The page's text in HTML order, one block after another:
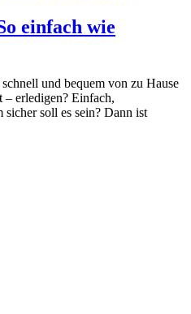
einfach wie
und bequem von zu Hause
– erledigen? Einfach,
soll es sein? Dann ist